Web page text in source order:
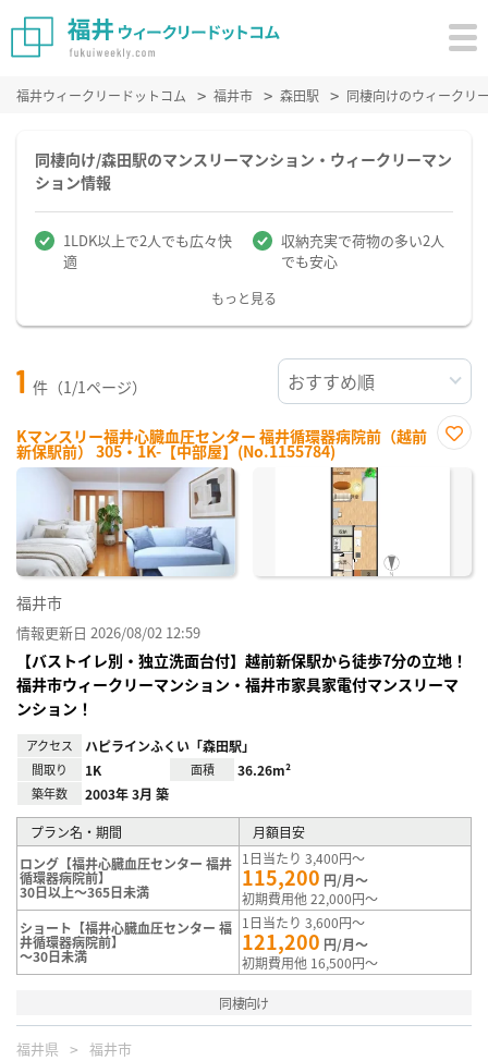
福井ウィークリードットコム 福井市 森田駅 同棲向けのウィークリ
同棲向け/森田駅のマンスリーマンション・ウィークリーマン
ション情報
1LDK以上で2人でも広々快
適
収納充実で荷物の多い2人
でも安心
もっと見る
1 件（1/1ページ）
Kマンスリー福井心臓血圧センター 福井循環器病院前（越前
新保駅前） 305・1K-【中部屋】(No.1155784)
に入
福井市
情報更新日 2026/08/02 12:59
【バストイレ別・独立洗面台付】越前新保駅から徒歩7分の立地！
福井市ウィークリーマンション・福井市家具家電付マンスリーマ
ンション！
アクセス ハピラインふくい「森田駅」
間取り 1K 面積 36.26m²
築年数 2003年 3月 築
プラン名・期間
月額目安
ロング【福井心臓血圧センター 福井
循環器病院前】
30日以上～365日未満
1日当たり 3,400円～
115,200 円/月～
初期費用他 22,000円～
ショート【福井心臓血圧センター 福
井循環器病院前】
～30日未満
1日当たり 3,600円～
121,200 円/月～
初期費用他 16,500円～
同棲向け
福井県 福井市